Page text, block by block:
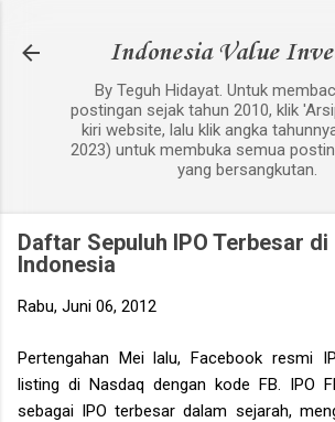
Indonesia Value
By Teguh Hidayat. Untuk
postingan sejak tahun 2010, klik
kiri website, lalu klik angka
2023) untuk membuka semua
yang bersangkutan.
Daftar Sepuluh IPO Terbesar di
Indonesia
Rabu, Juni 06, 2012
Pertengahan Mei lalu, Facebook resmi
listing di Nasdaq dengan kode FB. IPO
sebagai IPO terbesar dalam sejarah,